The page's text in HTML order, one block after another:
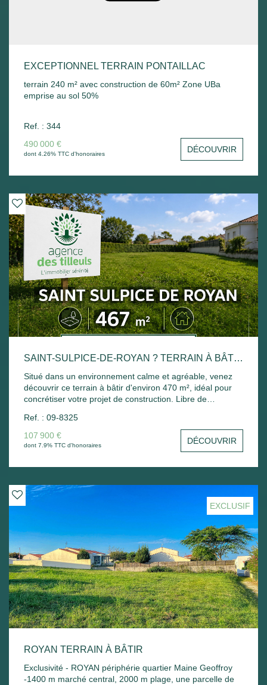
EXCEPTIONNEL TERRAIN PONTAILLAC
terrain 240 m² avec construction de 60m² Zone UBa
emprise au sol 50%
Ref. : 344
490 000 €
dont 4.26% TTC d'honoraires DÉCOUVRIR
SAINT-SULPICE-DE-ROYAN ? TERRAIN À BÂTIR D'ENVIRON 470 M²
Situé dans un environnement calme et agréable, venez
découvrir ce terrain à bâtir d'environ 470 m², idéal pour
concrétiser votre projet de construction. Libre de
emplacement hors lotissement, vous offrant davantage de
liberté dans la conception de votre future maison. Classé
en zone UB du Plan Local d'Urbanisme, il autorise une
emprise au sol de 40 %, permettant la réalisation d'un
projet confortable et adapté à vos besoins. Une belle
secondaire dans une commune recherchée, à proximité
de Royan, des commerces et des plages. À découvrir
Ref. : 09-8325
107 900 €
dont 7.9% TTC d'honoraires DÉCOUVRIR
EXCLUSIF
ROYAN TERRAIN À BÂTIR
Exclusivité - ROYAN périphérie quartier Maine Geoffroy
-1400 m marché central, 2000 m plage, une parcelle de